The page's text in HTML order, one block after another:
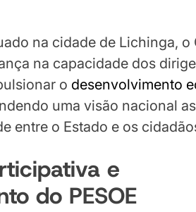
na cidade de Lichinga, o
na capacidade dos
o desenvolvimento
uma visão nacional
entre o Estado e os
e
do PESOE